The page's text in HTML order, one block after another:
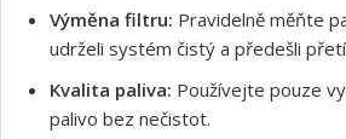
Výměna filtru: Pravidelně měňte
udrželi systém čistý a předešli
Kvalita paliva: Používejte pouze
palivo bez nečistot.